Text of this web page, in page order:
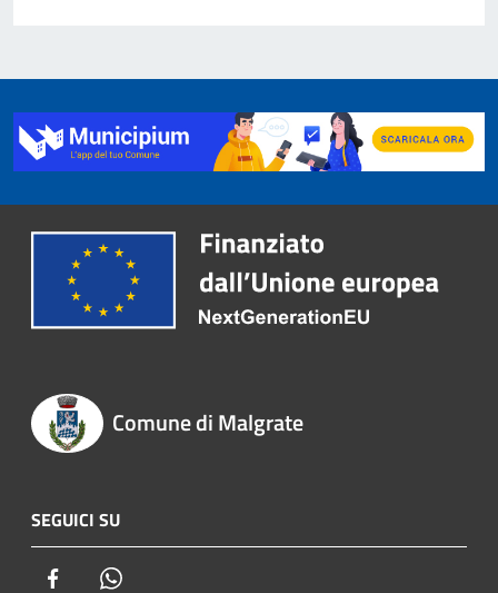
Comune di Malgrate
SEGUICI SU
Facebook